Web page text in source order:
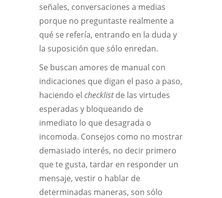
señales, conversaciones a medias
porque no preguntaste realmente a
qué se refería, entrando en la duda y
la suposición que sólo enredan.
Se buscan amores de manual con
indicaciones que digan el paso a paso,
haciendo el checklistde las virtudes
esperadas y bloqueando de
inmediato lo que desagrada o
incomoda. Consejos como no mostrar
demasiado interés, no decir primero
que te gusta, tardar en responder un
mensaje, vestir o hablar de
determinadas maneras, son sólo